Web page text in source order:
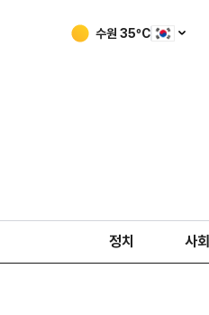
수원 35ºC
정치 사회